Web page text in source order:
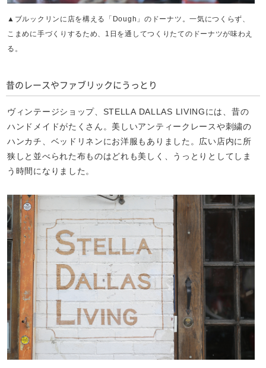
▲ブルックリンに店を構える「Dough」のドーナツ。一気につくらず、
こまめに手づくりするため、1日を通してつくりたてのドーナツが味わえ
る。
昔のレースやファブリックにうっとり
ヴィンテージショップ、STELLA DALLAS LIVINGには、昔の
ハンドメイドがたくさん。美しいアンティークレースや刺繍の
ハンカチ、ベッドリネンにお洋服もありました。広い店内に所
狭しと並べられた布ものはどれも美しく、うっとりとしてしま
う時間になりました。